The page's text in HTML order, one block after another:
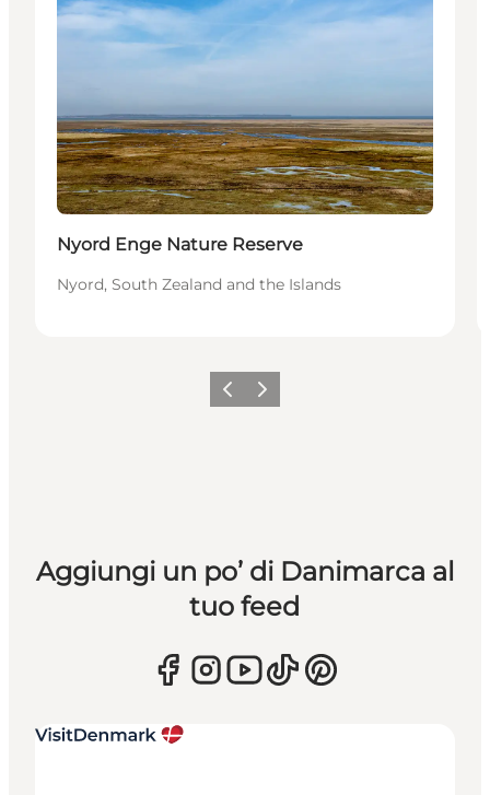
Nyord Enge Nature Reserve
Nyord, South Zealand and the Islands
Precedente
Avanti
Aggiungi un po’ di Danimarca al
tuo feed